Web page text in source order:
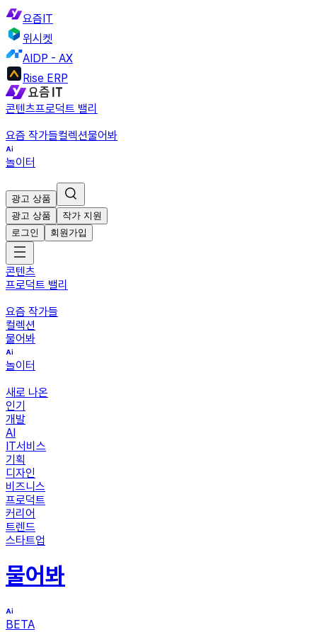
요즘IT
위시켓
AIDP - AX
Rise ERP
콘텐츠프로덕트 밸리
요즘 작가들컬렉션물어봐
놀이터
광고 상품
광고 상품
작가 지원
로그인
회원가입
콘텐츠
프로덕트 밸리
요즘 작가들
컬렉션
물어봐
놀이터
새로 나온
인기
개발
AI
IT서비스
기획
디자인
비즈니스
프로덕트
커리어
트렌드
스타트업
물어봐
BETA